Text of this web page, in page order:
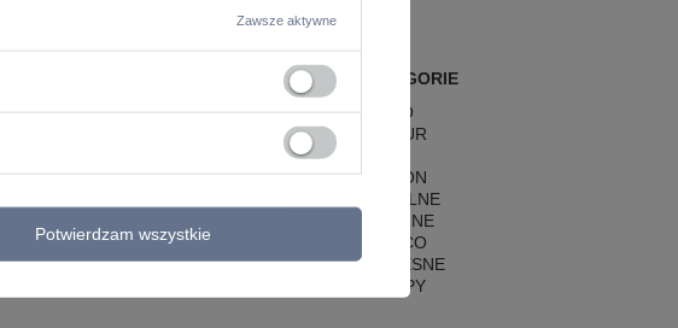
SIGMA
ALDEX
POPULARNE KATEGORIE
LAMPY RETRO
LAMPY GLAMOUR
LAMPY BOHO
LAMPY HAMPTON
LAMPY RUSTYKALNE
LAMPY KLASYCZNE
LAMPY ART DECO
LAMPY NOWOCZESNE
STYLOWE LAMPY
Zawsze aktywne
Potwierdzam wszystkie